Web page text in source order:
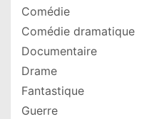
Comédie
Comédie dramatique
Documentaire
Drame
Fantastique
Guerre